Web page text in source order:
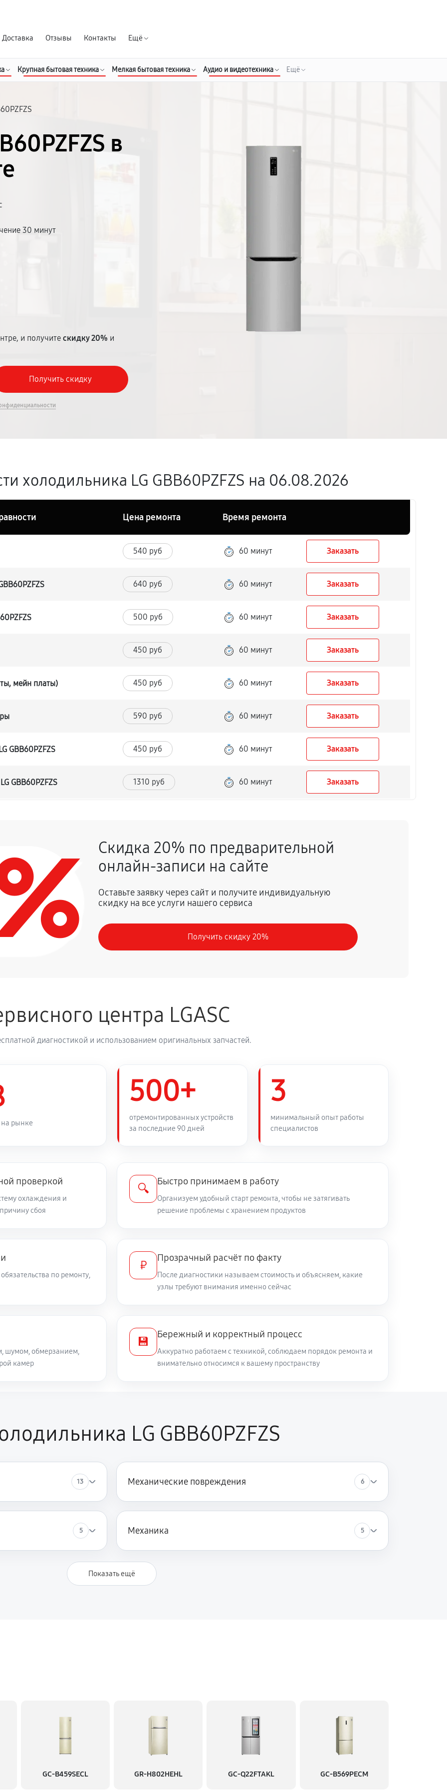
Доставка Отзывы Контакты Ещё
Крупная бытовая техника Мелкая бытовая техника Аудио и видеотехника Ещё
в
30 минут
и получитескидку 20% и
холодильника LG GBB60PZFZS на 06.08.2026
Цена ремонта Время ремонта
540 руб 60 минут Заказать
640 руб 60 минут Заказать
500 руб 60 минут Заказать
450 руб 60 минут Заказать
мейн платы) 450 руб 60 минут Заказать
590 руб 60 минут Заказать
GBB60PZFZS 450 руб 60 минут Заказать
GBB60PZFZS 1310 руб 60 минут Заказать
590 руб 60 минут Заказать
Заказать
LG GBB60PZFZS 1260 руб
450 руб 60 минут
450 руб 60 минут
60 минут
Скидка 20% по предварительной
онлайн-записи на сайте
Оставьте заявку через сайт и получите индивидуальную
скидку на все услуги нашего сервиса
Получить скидку 20%
центра LGASC
диагностикой и использованием оригинальных запчастей.
на рынке
500+
отремонтированных устройств
за последние 90 дней
3
минимальный опыт работы
специалистов
проверкой
охлаждения и
сбоя
🔍
Быстро принимаем в работу
Организуем удобный старт ремонта, чтобы не затягивать
решение проблемы с хранением продуктов
по ремонту,
₽
Прозрачный расчёт по факту
После диагностики называем стоимость и объясняем, какие
узлы требуют внимания именно сейчас
шумом, обмерзанием,
камер
💾
Бережный и корректный процесс
Аккуратно работаем с техникой, соблюдаем порядок ремонта и
внимательно относимся к вашему пространству
LG GBB60PZFZS
13 Механические повреждения 6
5 Механика 5
Показать ещё
GC-B459SECL GR-H802HEHL GC-Q22FTAKL GC-B569PECM